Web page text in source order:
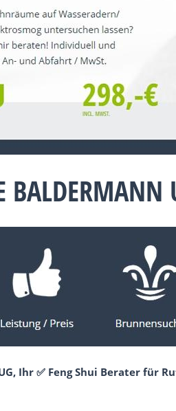
Ihr ✅ Feng Shui Berater für